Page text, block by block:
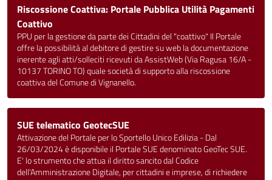
Riscossione Coattiva: Portale Pubblica Utilità Pagamenti
Coattivo
PPU per la gestione da parte dei Cittadini del "coattivo" Il Portale
offre la possibilità al debitore di gestire su web la documentazione
inerente agli atti/solleciti ricevuti da AssistWeb (Via Ragusa 16/A -
10137 TORINO TO) quale società di supporto alla riscossione
coattiva del Comune di Vignanello.
SUE telematico GeotecSUE
Attivazione del Portale per lo Sportello Unico Edilizia - Dal
26/03/2024 è disponibile il Portale SUE denominato GeoTec SUE.
E' lo strumento che attua il diritto sancito dal Codice
dell'Amministrazione Digitale, per cittadini e imprese, di richiedere